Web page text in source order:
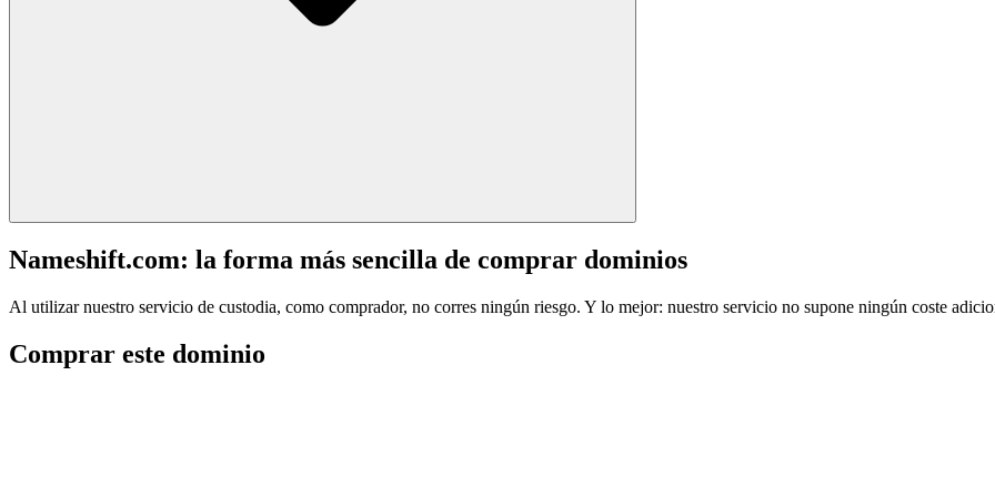
Nameshift.com: la forma más sencilla de comprar dominios
Al utilizar nuestro servicio de custodia, como comprador, no corres ningún riesgo. Y lo mejor: nuestro servicio no supone ningún coste
Comprar este dominio